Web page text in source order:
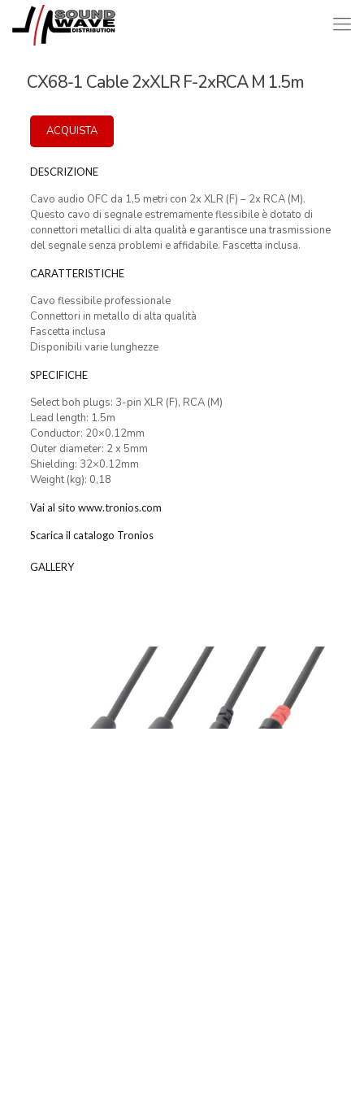
CX68-1 Cable 2xXLR F-2xRCA M 1.5m
ACQUISTA
DESCRIZIONE
Cavo audio OFC da 1,5 metri con 2x XLR (F) – 2x RCA (M).
Questo cavo di segnale estremamente flessibile è dotato di
connettori metallici di alta qualità e garantisce una trasmissione
del segnale senza problemi e affidabile. Fascetta inclusa.
CARATTERISTICHE
Cavo flessibile professionale
Connettori in metallo di alta qualità
Fascetta inclusa
Disponibili varie lunghezze
SPECIFICHE
Select boh plugs: 3-pin XLR (F), RCA (M)
Lead length: 1.5m
Conductor: 20×0.12mm
Outer diameter: 2 x 5mm
Shielding: 32×0.12mm
Weight (kg): 0,18
Vai al sito www.tronios.com
Scarica il catalogo Tronios
GALLERY